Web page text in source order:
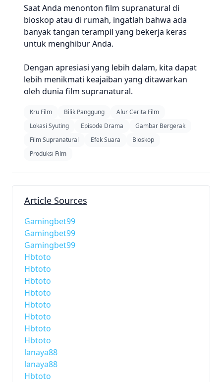
Saat Anda menonton film supranatural di
bioskop atau di rumah, ingatlah bahwa ada
banyak tangan terampil yang bekerja keras
untuk menghibur Anda.
Dengan apresiasi yang lebih dalam, kita dapat
lebih menikmati keajaiban yang ditawarkan
oleh dunia film supranatural.
Kru Film Bilik Panggung
Alur Cerita Film
Lokasi Syuting
Episode Drama
Gambar Bergerak
Film Supranatural
Efek Suara
Bioskop
Produksi Film
Article Sources
Gamingbet99
Gamingbet99
Gamingbet99
Hbtoto
Hbtoto
Hbtoto
Hbtoto
Hbtoto
Hbtoto
Hbtoto
Hbtoto
lanaya88
lanaya88
Hbtoto